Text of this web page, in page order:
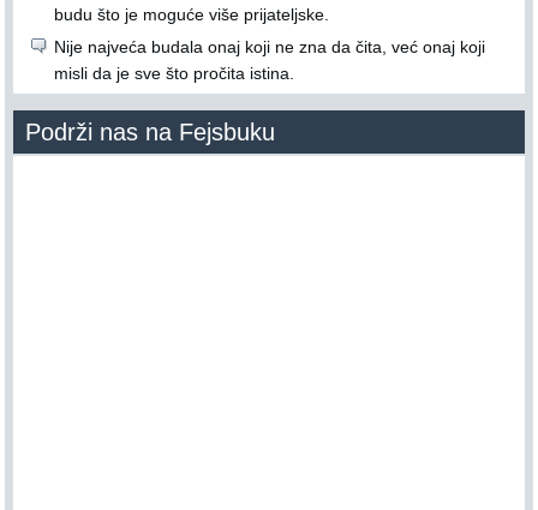
budu što je moguće više prijateljske.
Nije najveća budala onaj koji ne zna da čita, već onaj koji
misli da je sve što pročita istina.
Podrži nas na Fejsbuku